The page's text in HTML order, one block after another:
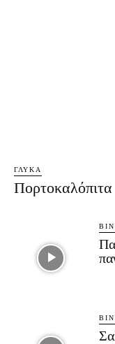
ΓΛΥΚΆ
Πορτοκαλόπιτα